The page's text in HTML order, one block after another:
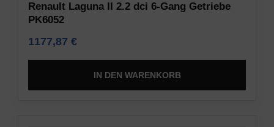
Renault Laguna II 2.2 dci 6-Gang Getriebe
PK6052
1177,87 €
IN DEN WARENKORB